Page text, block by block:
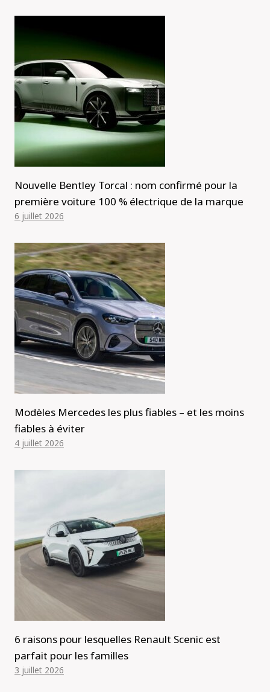
Nouvelle Bentley Torcal : nom confirmé pour la
première voiture 100 % électrique de la marque
6 juillet 2026
Modèles Mercedes les plus fiables – et les moins
fiables à éviter
4 juillet 2026
6 raisons pour lesquelles Renault Scenic est
parfait pour les familles
3 juillet 2026